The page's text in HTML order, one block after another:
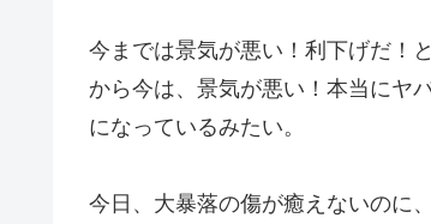
今までは景気が悪い！利下げだ！
から今は、景気が悪い！本当にヤ
になっているみたい。
今日、大暴落の傷が癒えないのに、